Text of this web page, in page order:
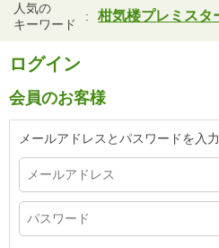
人気の
キーワード
柑気楼プレミスタ
ログイン
会員のお客様
メールアドレスとパスワードを入